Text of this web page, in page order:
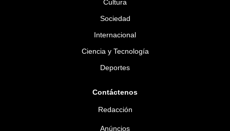
Cultura
Sociedad
Internacional
Ciencia y Tecnología
Deportes
Contáctenos
Redacción
Anúncios